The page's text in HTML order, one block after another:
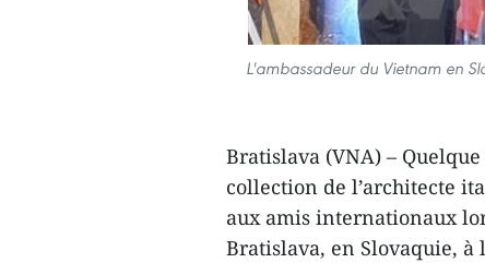
L'ambassadeur du Vietnam en
Bratislava (VNA) –
collection de l’architecte
aux amis internationaux
Bratislava, en Slovaquie, à